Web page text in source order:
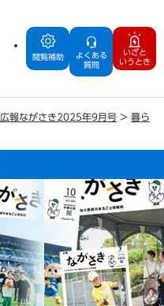
閲覧補助
よくある
質問
いざと
いうとき
広報ながさき2025年9月号 > 暮ら